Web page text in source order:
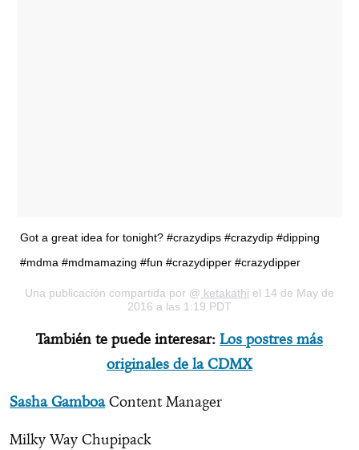
Got a great idea for tonight? #crazydips #crazydip #dipping
#mdma #mdmamazing #fun #crazydipper #crazydipper
Una publicación compartida por @ ketakathi el 14 de May de
2016 a las 1:19 PDT
También te puede interesar: Los postres más
originales de la CDMX
Sasha GamboaContent Manager
Milky Way Chupipack